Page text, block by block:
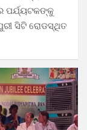
ପର୍ଯ୍ୟଟକଙ୍କୁ
ସିଟି ରୋଡସ୍ଥିତ